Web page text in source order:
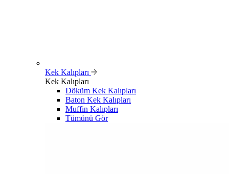
Kek Kalıpları
Kek Kalıpları
Döküm Kek Kalıpları
Baton Kek Kalıpları
Muffin Kalıpları
Tümünü Gör